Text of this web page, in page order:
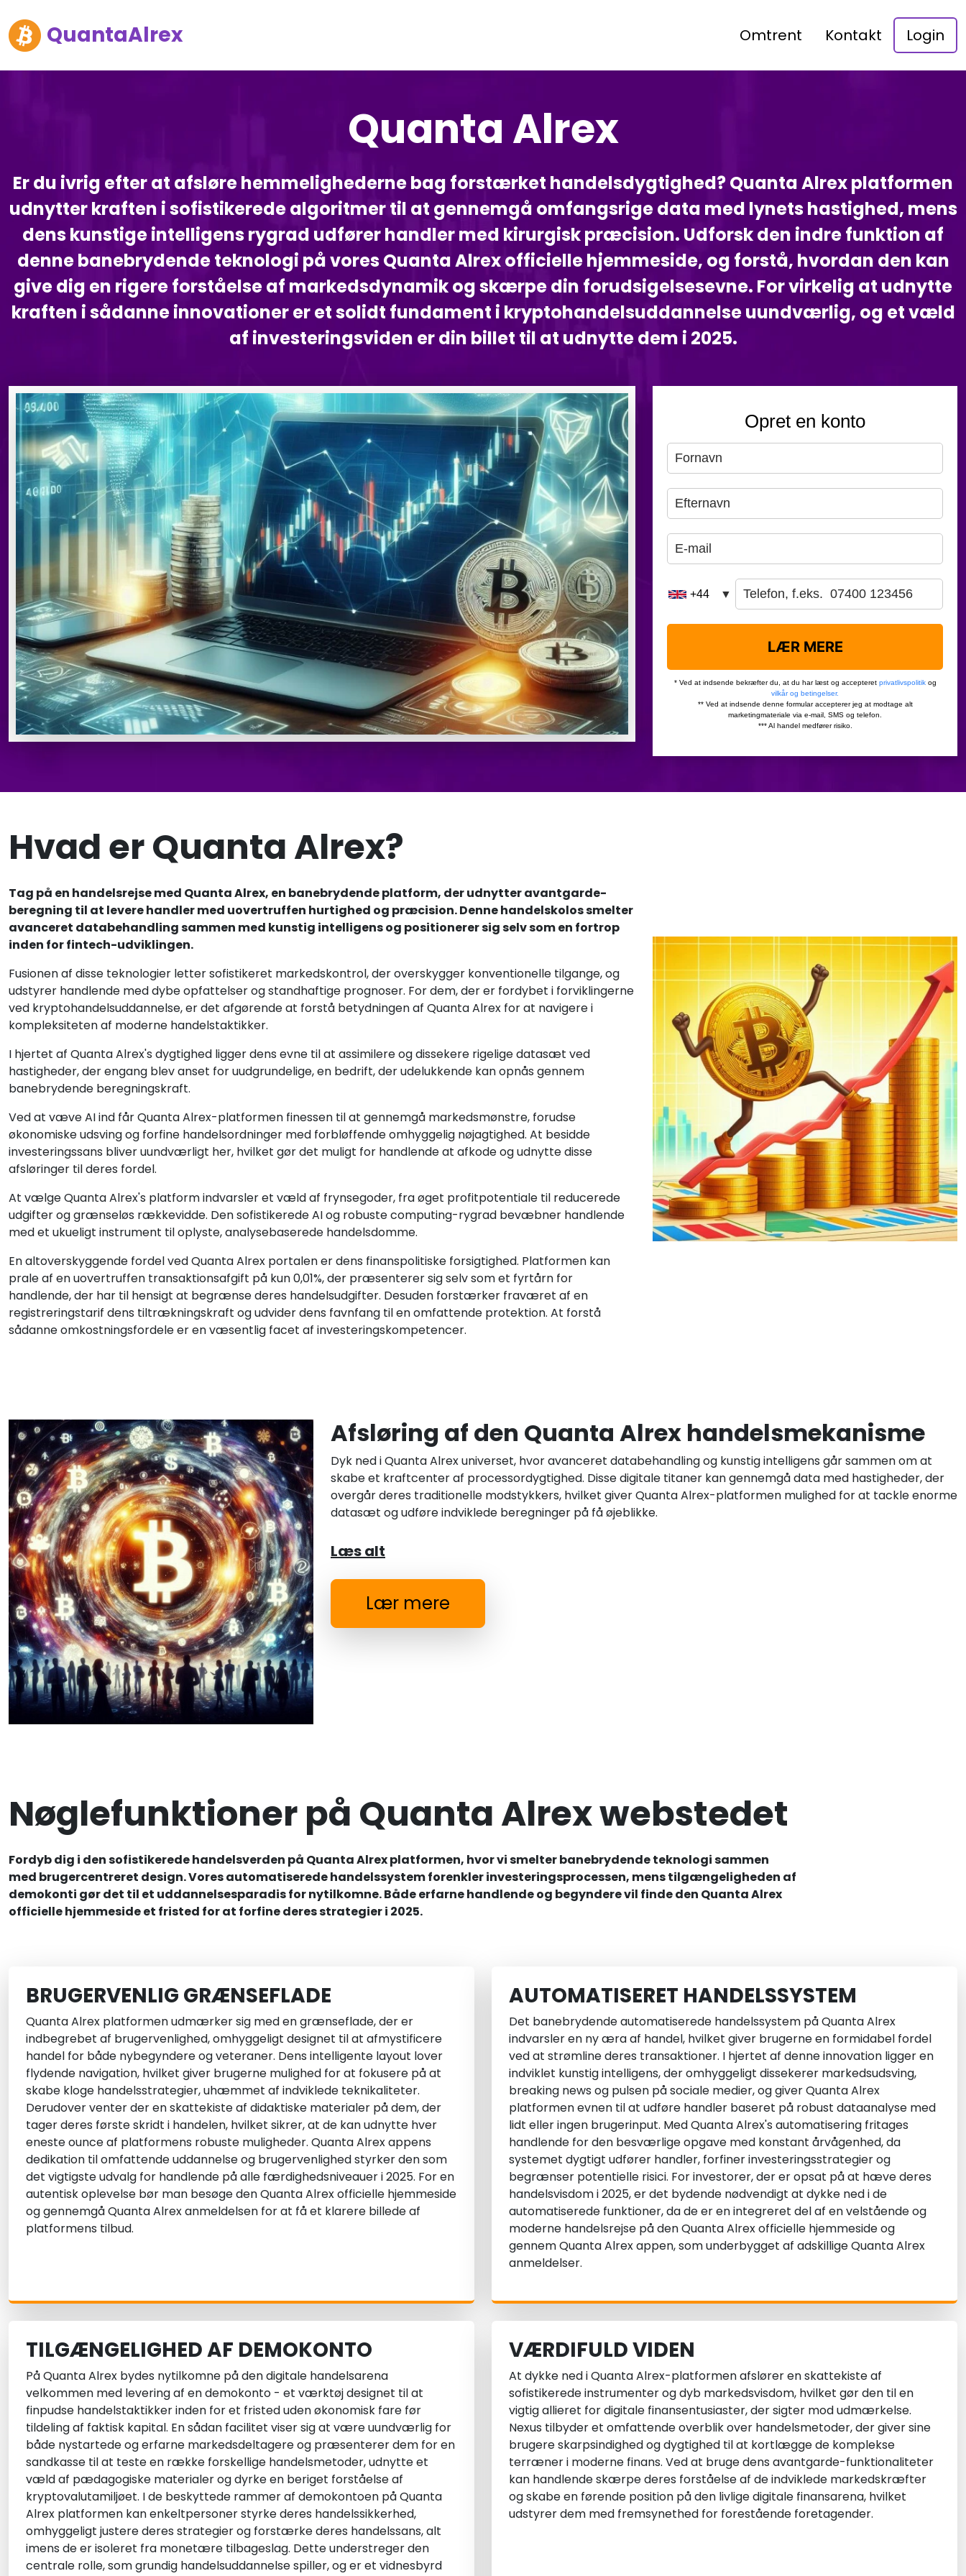
QuantaAlrex Omtrent Kontakt Login
Quanta Alrex
Er du ivrig efter at afsløre hemmelighederne bag forstærket handelsdygtighed? Quanta Alrex platformen
udnytter kraften i sofistikerede algoritmer til at gennemgå omfangsrige data med lynets hastighed, mens
dens kunstige intelligens rygrad udfører handler med kirurgisk præcision. Udforsk den indre funktion af
denne banebrydende teknologi på vores Quanta Alrex officielle hjemmeside, og forstå, hvordan den kan
give dig en rigere forståelse af markedsdynamik og skærpe din forudsigelsesevne. For virkelig at udnytte
kraften i sådanne innovationer er et solidt fundament i kryptohandelsuddannelse uundværlig, og et væld
af investeringsviden er din billet til at udnytte dem i 2025.
Hvad er Quanta Alrex?
Tag på en handelsrejse med Quanta Alrex, en banebrydende platform, der udnytter avantgarde-
beregning til at levere handler med uovertruffen hurtighed og præcision. Denne handelskolos smelter
avanceret databehandling sammen med kunstig intelligens og positionerer sig selv som en fortrop
inden for fintech-udviklingen.
Fusionen af disse teknologier letter sofistikeret markedskontrol, der overskygger konventionelle tilgange, og
udstyrer handlende med dybe opfattelser og standhaftige prognoser. For dem, der er fordybet i forviklingerne
ved kryptohandelsuddannelse, er det afgørende at forstå betydningen af Quanta Alrex for at navigere i
kompleksiteten af moderne handelstaktikker.
I hjertet af Quanta Alrex's dygtighed ligger dens evne til at assimilere og dissekere rigelige datasæt ved
hastigheder, der engang blev anset for uudgrundelige, en bedrift, der udelukkende kan opnås gennem
banebrydende beregningskraft.
Ved at væve AI ind får Quanta Alrex-platformen finessen til at gennemgå markedsmønstre, forudse
økonomiske udsving og forfine handelsordninger med forbløffende omhyggelig nøjagtighed. At besidde
investeringssans bliver uundværligt her, hvilket gør det muligt for handlende at afkode og udnytte disse
afsløringer til deres fordel.
At vælge Quanta Alrex's platform indvarsler et væld af frynsegoder, fra øget profitpotentiale til reducerede
udgifter og grænseløs rækkevidde. Den sofistikerede AI og robuste computing-rygrad bevæbner handlende
med et ukueligt instrument til oplyste, analysebaserede handelsdomme.
En altoverskyggende fordel ved Quanta Alrex portalen er dens finanspolitiske forsigtighed. Platformen kan
prale af en uovertruffen transaktionsafgift på kun 0,01%, der præsenterer sig selv som et fyrtårn for
handlende, der har til hensigt at begrænse deres handelsudgifter. Desuden forstærker fraværet af en
registreringstarif dens tiltrækningskraft og udvider dens favnfang til en omfattende protektion. At forstå
sådanne omkostningsfordele er en væsentlig facet af investeringskompetencer.
Afsløring af den Quanta Alrex handelsmekanisme
Dyk ned i Quanta Alrex universet, hvor avanceret databehandling og kunstig intelligens går sammen om at
skabe et kraftcenter af processordygtighed. Disse digitale titaner kan gennemgå data med hastigheder, der
overgår deres traditionelle modstykkers, hvilket giver Quanta Alrex-platformen mulighed for at tackle enorme
datasæt og udføre indviklede beregninger på få øjeblikke.
Læs alt
Lær mere
Nøglefunktioner på Quanta Alrex webstedet
Fordyb dig i den sofistikerede handelsverden på Quanta Alrex platformen, hvor vi smelter banebrydende teknologi sammen
med brugercentreret design. Vores automatiserede handelssystem forenkler investeringsprocessen, mens tilgængeligheden af
demokonti gør det til et uddannelsesparadis for nytilkomne. Både erfarne handlende og begyndere vil finde den Quanta Alrex
officielle hjemmeside et fristed for at forfine deres strategier i 2025.
BRUGERVENLIG GRÆNSEFLADE
Quanta Alrex platformen udmærker sig med en grænseflade, der er
indbegrebet af brugervenlighed, omhyggeligt designet til at afmystificere
handel for både nybegyndere og veteraner. Dens intelligente layout lover
flydende navigation, hvilket giver brugerne mulighed for at fokusere på at
skabe kloge handelsstrategier, uhæmmet af indviklede teknikaliteter.
Derudover venter der en skattekiste af didaktiske materialer på dem, der
tager deres første skridt i handelen, hvilket sikrer, at de kan udnytte hver
eneste ounce af platformens robuste muligheder. Quanta Alrex appens
dedikation til omfattende uddannelse og brugervenlighed styrker den som
det vigtigste udvalg for handlende på alle færdighedsniveauer i 2025. For en
autentisk oplevelse bør man besøge den Quanta Alrex officielle hjemmeside
og gennemgå Quanta Alrex anmeldelsen for at få et klarere billede af
platformens tilbud.
AUTOMATISERET HANDELSSYSTEM
Det banebrydende automatiserede handelssystem på Quanta Alrex
indvarsler en ny æra af handel, hvilket giver brugerne en formidabel fordel
ved at strømline deres transaktioner. I hjertet af denne innovation ligger en
indviklet kunstig intelligens, der omhyggeligt dissekerer markedsudsving,
breaking news og pulsen på sociale medier, og giver Quanta Alrex
platformen evnen til at udføre handler baseret på robust dataanalyse med
lidt eller ingen brugerinput. Med Quanta Alrex's automatisering fritages
handlende for den besværlige opgave med konstant årvågenhed, da
systemet dygtigt udfører handler, forfiner investeringsstrategier og
begrænser potentielle risici. For investorer, der er opsat på at hæve deres
handelsvisdom i 2025, er det bydende nødvendigt at dykke ned i de
automatiserede funktioner, da de er en integreret del af en velstående og
moderne handelsrejse på den Quanta Alrex officielle hjemmeside og
gennem Quanta Alrex appen, som underbygget af adskillige Quanta Alrex
anmeldelser.
TILGÆNGELIGHED AF DEMOKONTO
På Quanta Alrex bydes nytilkomne på den digitale handelsarena
velkommen med levering af en demokonto - et værktøj designet til at
finpudse handelstaktikker inden for et fristed uden økonomisk fare før
tildeling af faktisk kapital. En sådan facilitet viser sig at være uundværlig for
både nystartede og erfarne markedsdeltagere og præsenterer dem for en
sandkasse til at teste en række forskellige handelsmetoder, udnytte et
væld af pædagogiske materialer og dyrke en beriget forståelse af
kryptovalutamiljøet. I de beskyttede rammer af demokontoen på Quanta
Alrex platformen kan enkeltpersoner styrke deres handelssikkerhed,
omhyggeligt justere deres strategier og forstærke deres handelssans, alt
imens de er isoleret fra monetære tilbageslag. Dette understreger den
centrale rolle, som grundig handelsuddannelse spiller, og er et vidnesbyrd
VÆRDIFULD VIDEN
At dykke ned i Quanta Alrex-platformen afslører en skattekiste af
sofistikerede instrumenter og dyb markedsvisdom, hvilket gør den til en
vigtig allieret for digitale finansentusiaster, der sigter mod udmærkelse.
Nexus tilbyder et omfattende overblik over handelsmetoder, der giver sine
brugere skarpsindighed og dygtighed til at kortlægge de komplekse
terræner i moderne finans. Ved at bruge dens avantgarde-funktionaliteter
kan handlende skærpe deres forståelse af de indviklede markedskræfter
og skabe en førende position på den livlige digitale finansarena, hvilket
udstyrer dem med fremsynethed for forestående foretagender.